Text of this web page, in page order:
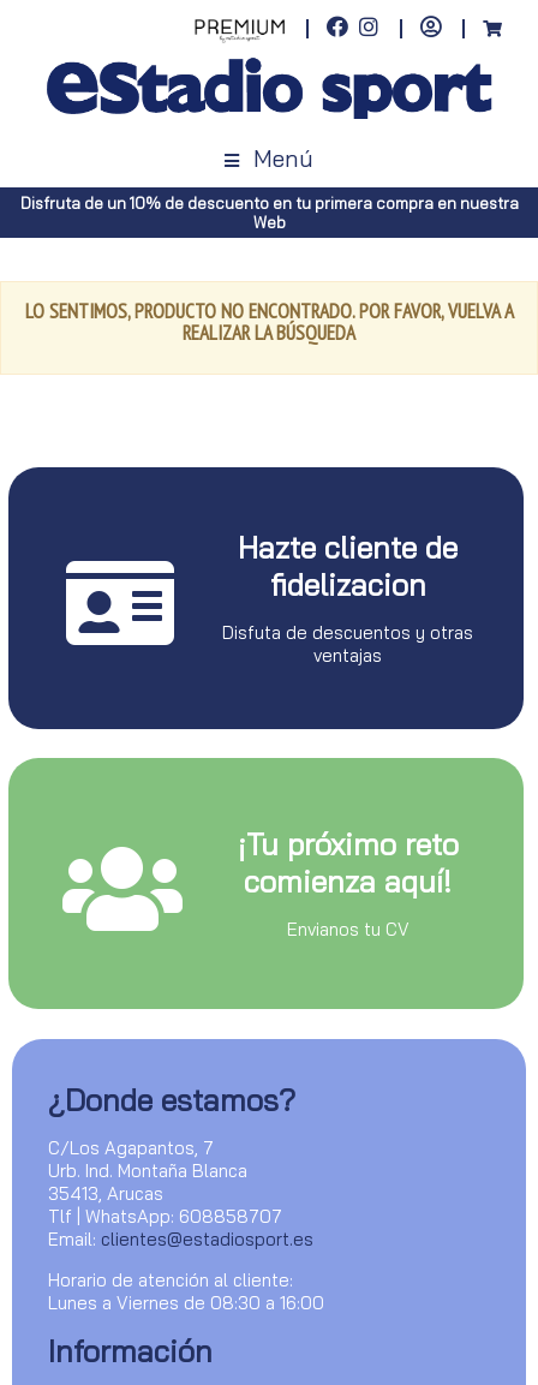
Menú
Disfruta de un 10% de descuento en tu primera compra en nuestra
Web
LO SENTIMOS, PRODUCTO NO ENCONTRADO. POR FAVOR, VUELVA A
REALIZAR LA BÚSQUEDA
Hazte cliente de
fidelizacion
Disfuta de descuentos y otras
ventajas
¡Tu próximo reto
comienza aquí!
Envianos tu CV
¿Donde estamos?
C/Los Agapantos, 7
Urb. Ind. Montaña Blanca
35413, Arucas
Tlf | WhatsApp: 608858707
Email: clientes@estadiosport.es
Horario de atención al cliente:
Lunes a Viernes de 08:30 a 16:00
Información